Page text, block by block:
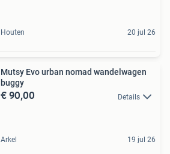
Houten 20 jul 26
Mutsy Evo urban nomad wandelwagen
buggy
€ 90,00 Details
Arkel 19 jul 26